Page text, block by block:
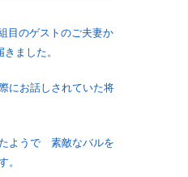
目のゲストのご夫妻か
ました。
にお話しされていた将
ようで 素敵なバルを
。